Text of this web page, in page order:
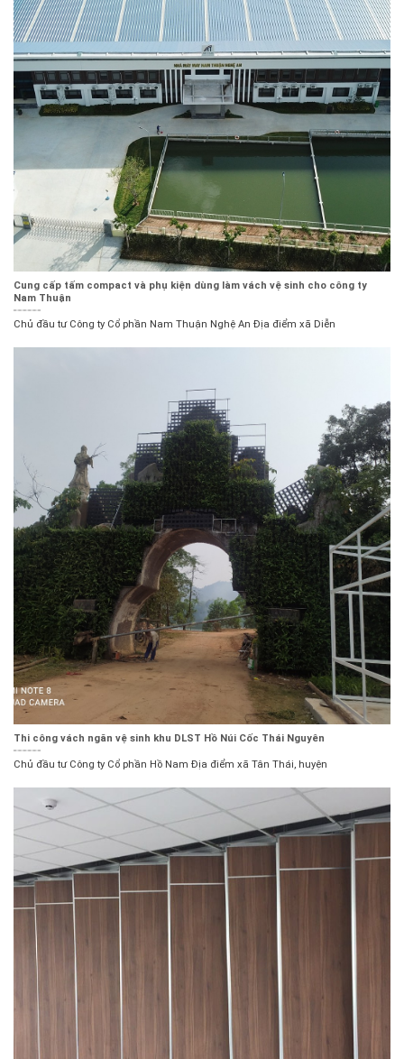
Cung cấp tấm compact và phụ kiện dùng làm vách vệ sinh cho công ty
Nam Thuận
Chủ đầu tư Công ty Cổ phần Nam Thuận Nghệ An Địa điểm xã Diễn
Thi công vách ngăn vệ sinh khu DLST Hồ Núi Cốc Thái Nguyên
Chủ đầu tư Công ty Cổ phần Hồ Nam Địa điểm xã Tân Thái, huyện